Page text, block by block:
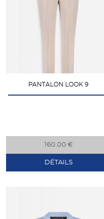
PANTALON LOOK 9
160.00 €
DÉTAILS